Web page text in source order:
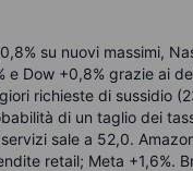
su nuovi massimi,
e Dow +0,8% grazie ai
richieste di sussidio
di un taglio dei
sale a 52,0.
retail; Meta +1,6%.